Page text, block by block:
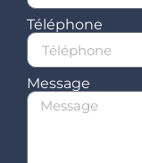
Téléphone
Message